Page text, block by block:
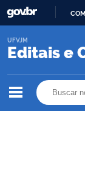
Editais e
UFVJM